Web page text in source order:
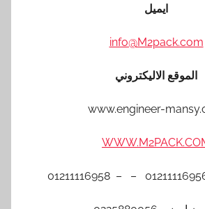
ايميل
info@M2pack.com
الموقع الاليكتروني
www.engineer-